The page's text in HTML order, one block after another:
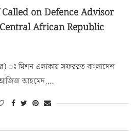
on Defence Advisor
African Republic
ঃ মিশন এলাকায় সফররত বাংলাদেশ
আজিজ আহমেদ,…